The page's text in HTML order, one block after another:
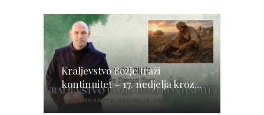
Kraljevstvo Božje traži
kontinuitet – 17. nedjelja kroz...